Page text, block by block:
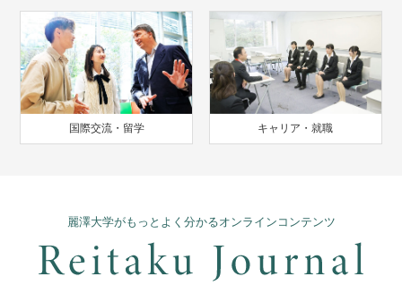
国際交流・留学 キャリア・就職
麗澤大学がもっとよく分かるオンラインコンテンツ